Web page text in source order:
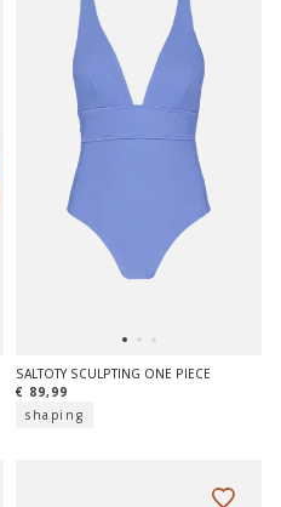
SALTOTY SCULPTING ONE PIECE
€ 89,99
shaping